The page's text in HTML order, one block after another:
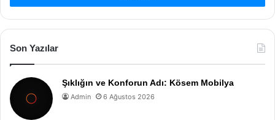
Son Yazılar
Şıklığın ve Konforun Adı: Kösem Mobilya
Admin 6 Ağustos 2026